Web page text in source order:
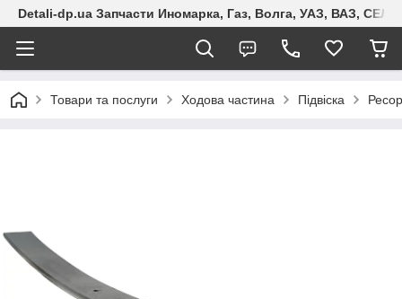
Detali-dp.ua Запчасти Иномарка, Газ, Волга, УАЗ, ВАЗ,
Товари та послуги Ходова частина Підвіска